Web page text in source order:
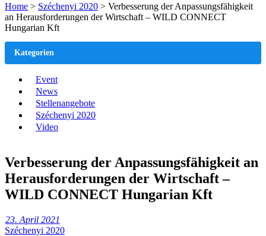
Home > Széchenyi 2020 > Verbesserung der Anpassungsfähigkeit
an Herausforderungen der Wirtschaft – WILD CONNECT
Hungarian Kft
Verbesserung der Anpassungsfähigkeit an
Herausforderungen der Wirtschaft –
WILD CONNECT Hungarian Kft
23. April 2021
Széchenyi 2020
Kategorien
Event
News
Stellenangebote
Széchenyi 2020
Video